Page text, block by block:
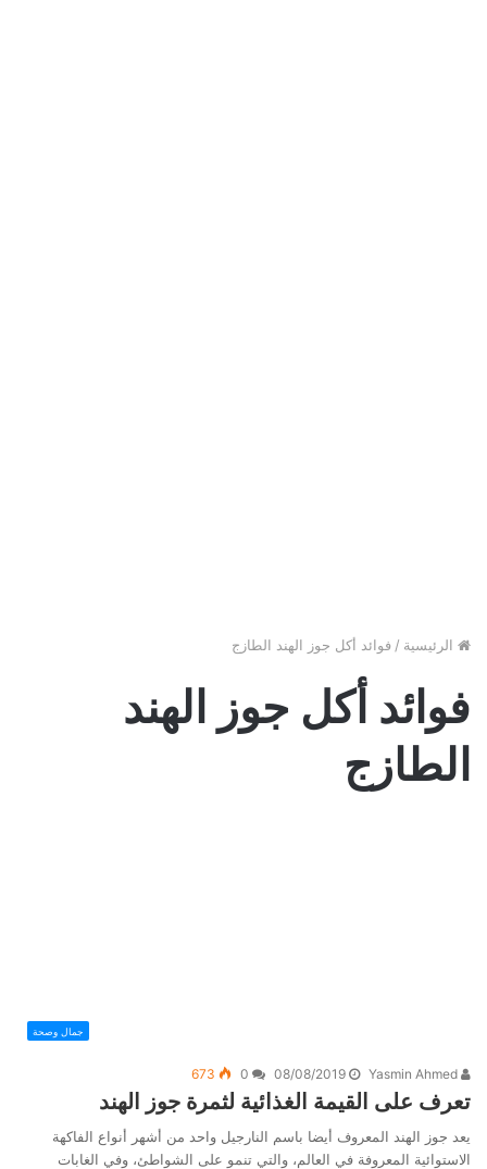
الرئيسية / فوائد أكل جوز الهند الطازج
فوائد أكل جوز الهند
الطازج
جمال وصحة
Yasmin Ahmed
08/08/2019
0
673
تعرف على القيمة الغذائية لثمرة جوز الهند
يعد جوز الهند المعروف أيضا باسم النارجيل واحد من أشهر أنواع الفاكهة
الاستوائية المعروفة في العالم، والتي تنمو على الشواطئ، وفي الغابات